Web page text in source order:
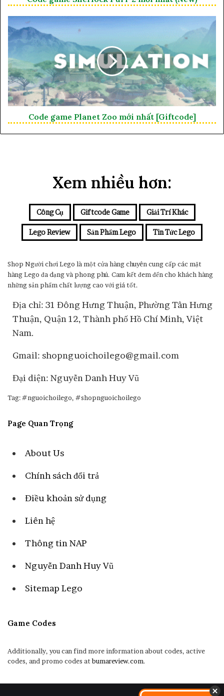
Code game Planet Zoo mới nhất [Giftcode]
Xem nhiều hơn:
Công Cụ Giftcode Game Giải Trí Khác
Lego Review Sản Phẩm Lego Tin Tức Lego
Shop Người chơi Lego là một cửa hàng chuyên cung cấp các mặt
hàng Lego đa dạng và phong phú. Cam kết đem đến cho khách hàng
những sản phẩm chất lượng cao với giá tốt.
Địa chỉ: 31 Đông Hưng Thuận, Phường Tân Hưng
Thuận, Quận 12, Thành phố Hồ Chí Minh, Việt
Nam.
Gmail: shopnguoichoilego@gmail.com
Đại diện: Nguyễn Danh Huy Vũ
Tag: #nguoichoilego, #shopnguoichoilego
Page Quan Trọng
About Us
Chính sách đổi trả
Điều khoản sử dụng
Liên hệ
Thông tin NAP
Nguyễn Danh Huy Vũ
Sitemap Lego
Game Codes
Additionally, you can find more information about codes, active
codes, and promo codes atbumareview.com.